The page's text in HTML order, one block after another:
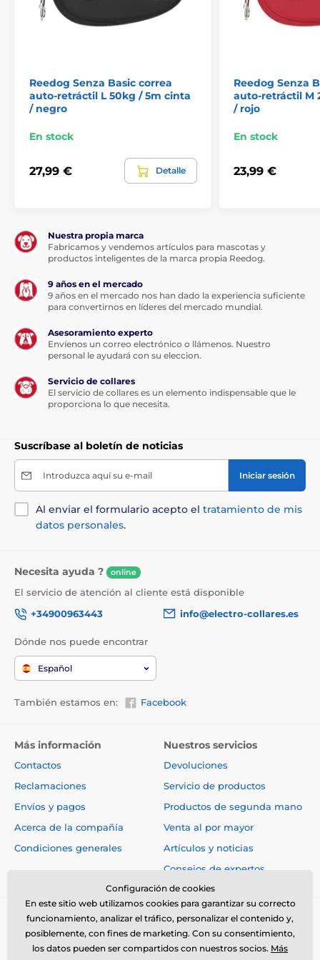
fabricada con material de alta resistencia a la tracción.
El tejido se utiliza en el ejército en la fabricación de
paracaídas, por lo que se caracteriza por su excelente
freno
Tanto si le sorprende un encuentro con otro perro, un
transeúnte o un coche que pasa, la correa Reedog
Senza le permite un control preciso accionando
intuitivamente el botón de freno. Con un solo toque,
de la correa que nunca se enreda.
Las especificaciones técnicas pueden cambiar sin
carácter ilustrativo.
Crianza Accesorios para pasear
Con cuerda Para perros pequeños
Reedog Senza Basic correa
auto-retráctil L 50kg / 5m cinta
/ negro
En stock
27,99 € Detalle
Reedog Senza
auto-retráctil M
/ rojo
En stock
23,99 €
Nuestra propia marca
Fabricamos y vendemos artículos para mascotas y
productos inteligentes de la marca propia Reedog.
9 años en el mercado
9 años en el mercado nos han dado la experiencia suficiente
para convertirnos en líderes del mercado mundial.
Asesoramiento experto
Envíenos un correo electrónico o llámenos. Nuestro
personal le ayudará con su eleccion.
Servicio de collares
El servicio de collares es un elemento indispensable que le
proporciona lo que necesita.
Suscríbase al boletín de noticias
Introduzca aquí su e-mail Iniciar sesión
Al enviar el formulario acepto el tratamiento de mis
datos personales.
Necesita ayuda ? online
El servicio de atención al cliente está disponible
+34900963443
info@electro-collares.es
Dónde nos puede encontrar
Español
También estamos en: Facebook
Más información
Contactos
Reclamaciones
Envíos y pagos
Acerca de la compañía
Condiciones generales
Nuestros servicios
Devoluciones
Servicio de productos
Productos de segunda mano
Venta al por mayor
Artículos y noticias
Consejos de expertos
Configuración de cookies
En este sitio web utilizamos cookies para garantizar su correcto
funcionamiento, analizar el tráfico, personalizar el contenido y,
posiblemente, con fines de marketing. Con su consentimiento,
los datos pueden ser compartidos con nuestros socios. Más